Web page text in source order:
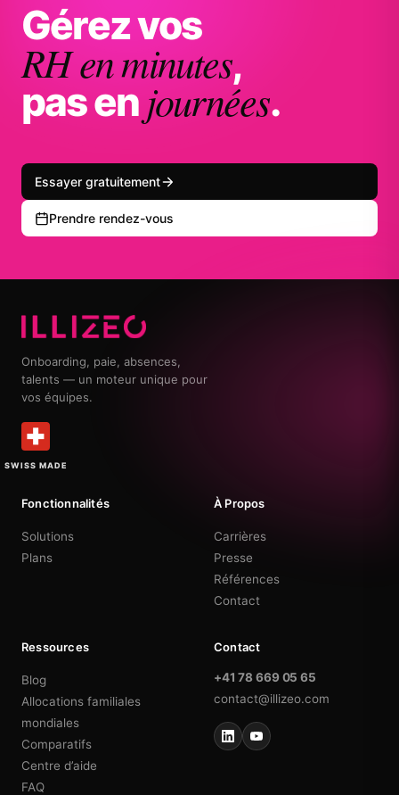
Gérez vos
RH en minutes,
pas enjournées.
Essayer gratuitement
Prendre rendez-vous
Onboarding, paie, absences,
talents — un moteur unique pour
vos équipes.
SWISS MADE
Fonctionnalités
Solutions
Plans
À Propos
Carrières
Presse
Références
Contact
Ressources
Blog
Allocations familiales
mondiales
Comparatifs
Centre d’aide
FAQ
Contact
+41 78 669 05 65
contact@illizeo.com